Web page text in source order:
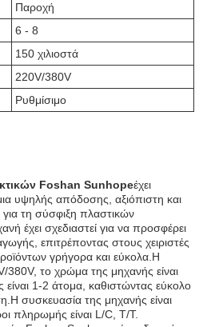
Παροχή
6 - 8
150 χιλιοστά
220V/380V
Ρυθμίσιμο
Foshan Sunhopeέχει
υψηλής απόδοσης, αξιόπιστη και
τη σύσφιξη πλαστικών
έχει σχεδιαστεί για να προσφέρει
επιτρέποντας στους χειριστές
γρήγορα και εύκολα.Η
380V, το χρώμα της μηχανής είναι
είναι 1-2 άτομα, καθιστώντας εύκολο
συσκευασία της μηχανής είναι
πληρωμής είναι L/C, T/T.